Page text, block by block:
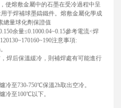
使熔敷金屬中的石墨在受冷過程中呈
于焊補球墨鑄鐵件。 熔敷金屬化學成
總量球化劑保證值
余量≤0.1000.04~0.15參考電流<焊
注意事項:
焊后保溫緩冷，則補焊處有可能進行
冷至730-750℃保溫2h取出空冷。
冷至100℃以下。